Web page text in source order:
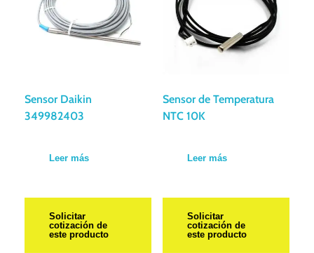
Sensor Daikin
349982403
Leer más
Solicitar
cotización de
este producto
Sensor de Temperatura
NTC 10K
Leer más
Solicitar
cotización de
este producto